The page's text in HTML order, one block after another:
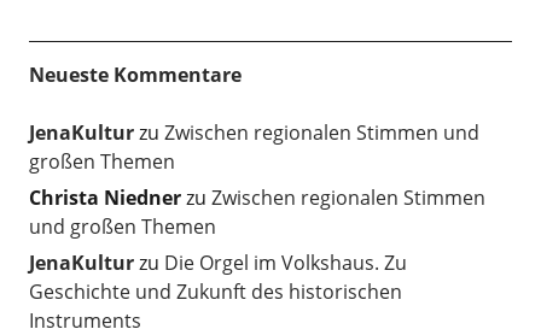
Neueste Kommentare
JenaKulturzu Zwischen regionalen Stimmen und
großen Themen
Christa Niednerzu Zwischen regionalen Stimmen
und großen Themen
JenaKulturzu Die Orgel im Volkshaus. Zu
Geschichte und Zukunft des historischen
Instruments